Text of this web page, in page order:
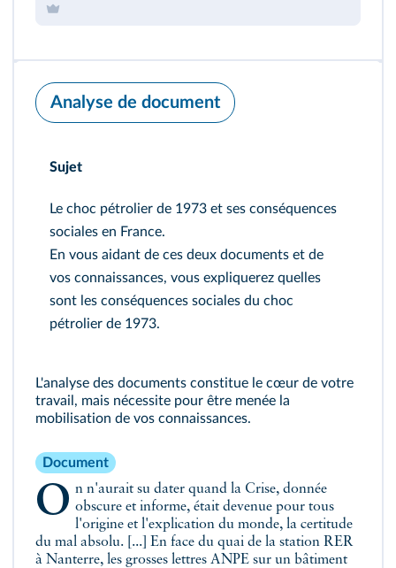
Analyse de document
Sujet
Le choc pétrolier de 1973 et ses conséquences
sociales en France.
En vous aidant de ces deux documents et de
vos connaissances, vous expliquerez quelles
sont les conséquences sociales du choc
pétrolier de 1973.
L'analyse des documents constitue le cœur de votre
travail, mais nécessite pour être menée la
mobilisation de vos connaissances.
Document
On n'aurait su dater quand la Crise, donnée obscure et informe, était devenue pour tous
l'origine et l'explication du monde, la certitude
du mal absolu. [...] En face du quai de la station RER
à Nanterre, les grosses lettres ANPE sur un bâtiment